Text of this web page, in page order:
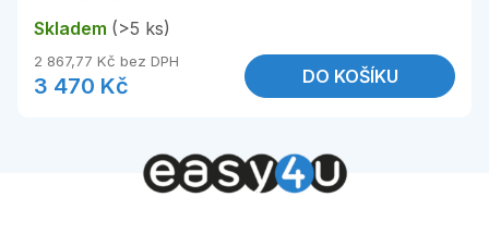
Skladem (>5 ks)
2 867,77 Kč bez DPH
3 470 Kč DO KOŠÍKU